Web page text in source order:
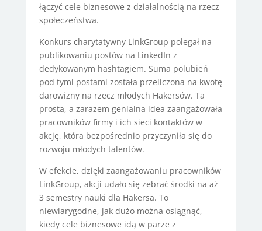
łączyć cele biznesowe z działalnością na rzecz
społeczeństwa.
Konkurs charytatywny LinkGroup polegał na
publikowaniu postów na LinkedIn z
dedykowanym hashtagiem. Suma polubień
pod tymi postami została przeliczona na kwotę
darowizny na rzecz młodych Hakersów. Ta
prosta, a zarazem genialna idea zaangażowała
pracowników firmy i ich sieci kontaktów w
akcję, która bezpośrednio przyczyniła się do
rozwoju młodych talentów.
W efekcie, dzięki zaangażowaniu pracowników
LinkGroup, akcji udało się zebrać środki na aż
3 semestry nauki dla Hakersa. To
niewiarygodne, jak dużo można osiągnąć,
kiedy cele biznesowe idą w parze z